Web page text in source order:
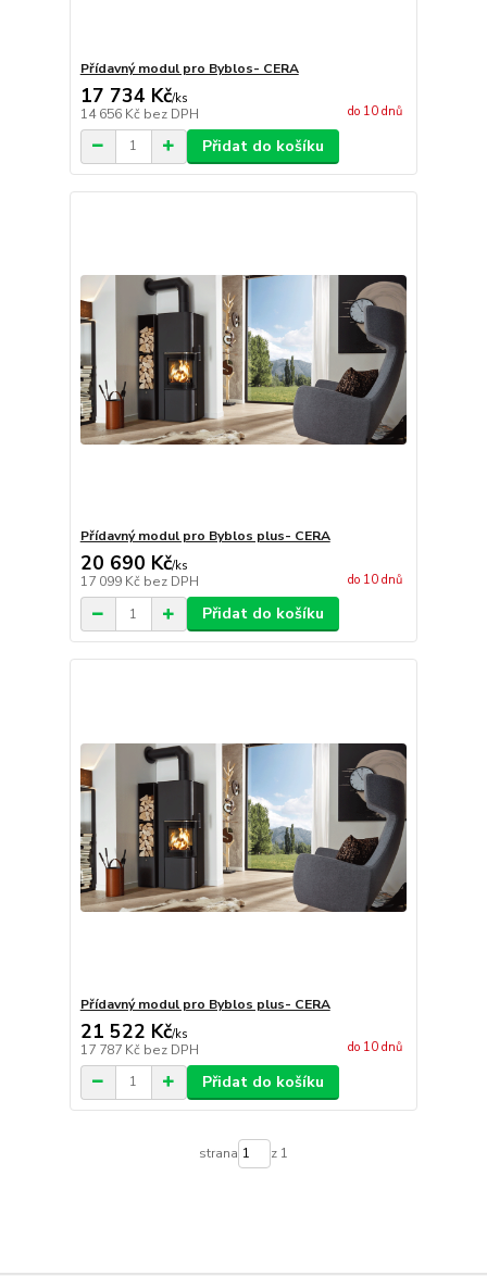
Přídavný modul pro Byblos- CERA
17 734 Kč/ks
14 656 Kč bez DPH do 10 dnů
Přidat do košíku
Přídavný modul pro Byblos plus- CERA
20 690 Kč/ks
17 099 Kč bez DPH do 10 dnů
Přidat do košíku
Přídavný modul pro Byblos plus- CERA
21 522 Kč/ks
17 787 Kč bez DPH do 10 dnů
Přidat do košíku
strana z 1